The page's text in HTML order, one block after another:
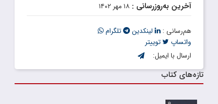
آخرین به‌روزرسانی : ۱۸ مهر ۱۴۰۲
هم‌رسانی : لینکدین
تلگرام
واتساپ
توییتر
ارسال با ایمیل:
تازه‌های کتاب